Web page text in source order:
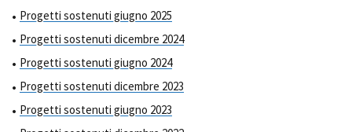
Progetti sostenuti giugno 2025
Progetti sostenuti dicembre 2024
Progetti sostenuti giugno 2024
Progetti sostenuti dicembre 2023
Progetti sostenuti giugno 2023